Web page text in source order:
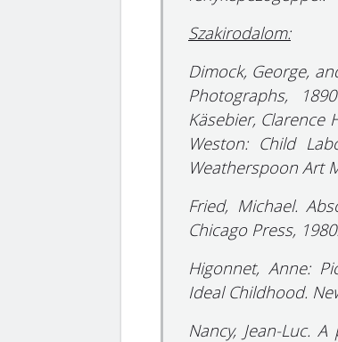
Szakirodalom:
Dimock, George,
Photographs,
Käsebier, Clarence
Weston: Child
Weatherspoon Art
Fried, Michael.
Chicago Press, 1980.
Higonnet, Anne:
Ideal Childhood.
Nancy, Jean-Luc.